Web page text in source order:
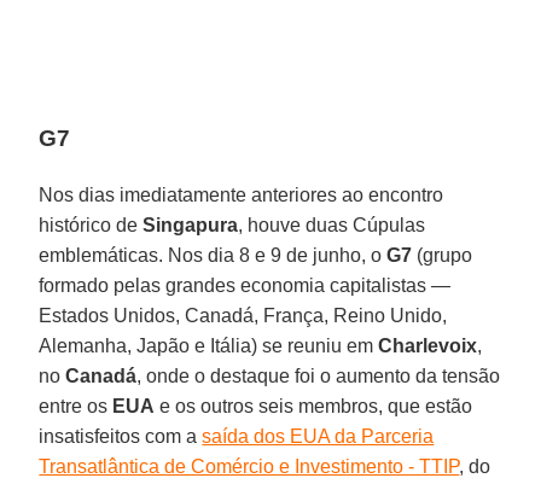
G7
Nos dias imediatamente anteriores ao encontro
histórico deSingapura, houve duas Cúpulas
emblemáticas. Nos dia 8 e 9 de junho, oG7 (grupo
formado pelas grandes economia capitalistas —
Estados Unidos, Canadá, França, Reino Unido,
Alemanha, Japão e Itália) se reuniu emCharlevoix,
noCanadá, onde o destaque foi o aumento da tensão
entre os EUA e os outros seis membros, que estão
insatisfeitos com asaída dos EUA da Parceria
Transatlântica de Comércio e Investimento - TTIP, do